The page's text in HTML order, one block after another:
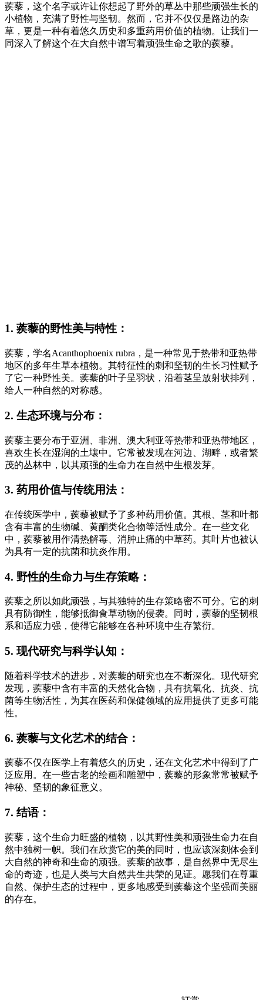
蒺藜，这个名字或许让你想起了野外的草丛中那些顽强生长的
小植物，充满了野性与坚韧。然而，它并不仅仅是路边的杂
草，更是一种有着悠久历史和多重药用价值的植物。让我们一
同深入了解这个在大自然中谱写着顽强生命之歌的蒺藜。
1. 蒺藜的野性美与特性：
蒺藜，学名Acanthophoenix rubra，是一种常见于热带和亚热带
地区的多年生草本植物。其特征性的刺和坚韧的生长习性赋予
了它一种野性美。蒺藜的叶子呈羽状，沿着茎呈放射状排列，
给人一种自然的对称感。
2. 生态环境与分布：
蒺藜主要分布于亚洲、非洲、澳大利亚等热带和亚热带地区，
喜欢生长在湿润的土壤中。它常被发现在河边、湖畔，或者繁
茂的丛林中，以其顽强的生命力在自然中生根发芽。
3. 药用价值与传统用法：
在传统医学中，蒺藜被赋予了多种药用价值。其根、茎和叶都
含有丰富的生物碱、黄酮类化合物等活性成分。在一些文化
中，蒺藜被用作清热解毒、消肿止痛的中草药。其叶片也被认
为具有一定的抗菌和抗炎作用。
4. 野性的生命力与生存策略：
蒺藜之所以如此顽强，与其独特的生存策略密不可分。它的刺
具有防御性，能够抵御食草动物的侵袭。同时，蒺藜的坚韧根
系和适应力强，使得它能够在各种环境中生存繁衍。
5. 现代研究与科学认知：
随着科学技术的进步，对蒺藜的研究也在不断深化。现代研究
发现，蒺藜中含有丰富的天然化合物，具有抗氧化、抗炎、抗
菌等生物活性，为其在医药和保健领域的应用提供了更多可能
性。
6. 蒺藜与文化艺术的结合：
蒺藜不仅在医学上有着悠久的历史，还在文化艺术中得到了广
泛应用。在一些古老的绘画和雕塑中，蒺藜的形象常常被赋予
神秘、坚韧的象征意义。
7. 结语：
蒺藜，这个生命力旺盛的植物，以其野性美和顽强生命力在自
然中独树一帜。我们在欣赏它的美的同时，也应该深刻体会到
大自然的神奇和生命的顽强。蒺藜的故事，是自然界中无尽生
命的奇迹，也是人类与大自然共生共荣的见证。愿我们在尊重
自然、保护生态的过程中，更多地感受到蒺藜这个坚强而美丽
的存在。